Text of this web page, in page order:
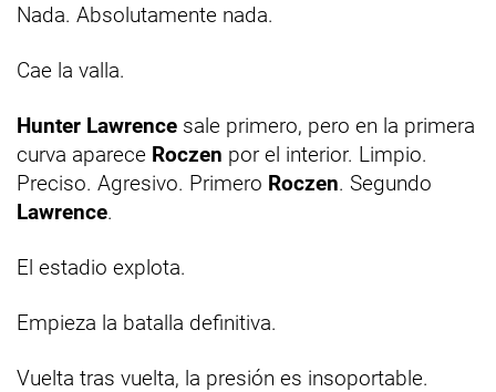
Nada. Absolutamente nada.
Cae la valla.
Hunter Lawrence sale primero, pero en la primera
curva aparece Roczen por el interior. Limpio.
Preciso. Agresivo. Primero Roczen. Segundo
Lawrence.
El estadio explota.
Empieza la batalla definitiva.
Vuelta tras vuelta, la presión es insoportable.